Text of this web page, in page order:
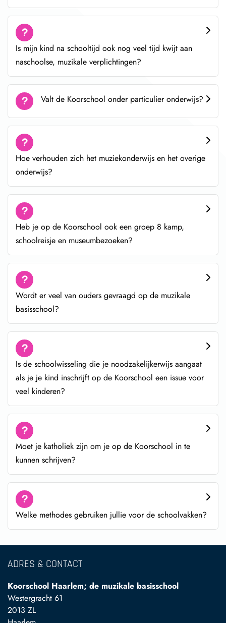
Is mijn kind na schooltijd ook nog veel tijd kwijt aan
naschoolse, muzikale verplichtingen?
Valt de Koorschool onder particulier onderwijs?
Hoe verhouden zich het muziekonderwijs en het overige
onderwijs?
Heb je op de Koorschool ook een groep 8 kamp,
schoolreisje en museumbezoeken?
Wordt er veel van ouders gevraagd op de muzikale
basisschool?
Is de schoolwisseling die je noodzakelijkerwijs aangaat
als je je kind inschrijft op de Koorschool een issue voor
veel kinderen?
Moet je katholiek zijn om je op de Koorschool in te
kunnen schrijven?
Welke methodes gebruiken jullie voor de schoolvakken?
ADRES & CONTACT
Koorschool Haarlem; de muzikale basisschool
Westergracht 61
2013 ZL